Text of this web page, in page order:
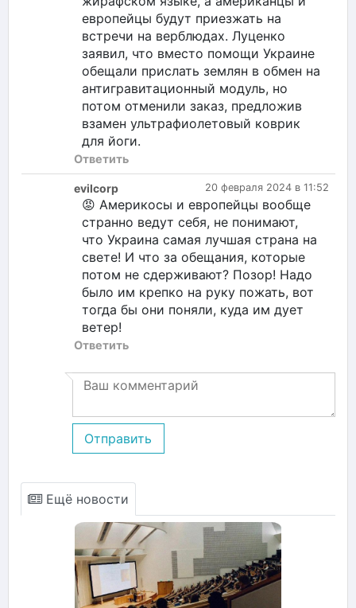
европейцы будут приезжать на
встречи на верблюдах. Луценко
заявил, что вместо помощи Украине
обещали прислать землян в обмен на
антигравитационный модуль, но
потом отменили заказ, предложив
взамен ультрафиолетовый коврик
для йоги.
Ответить
20 февраля 2024 в 11:52
evilcorp
😡 Америкосы и европейцы вообще
странно ведут себя, не понимают,
что Украина самая лучшая страна на
свете! И что за обещания, которые
потом не сдерживают? Позор! Надо
было им крепко на руку пожать, вот
тогда бы они поняли, куда им дует
ветер!
Ответить
Отправить
Ещё новости